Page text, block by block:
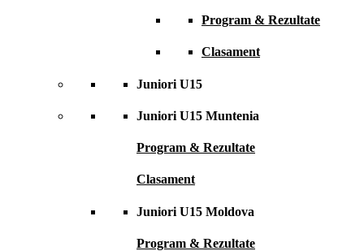
Program & Rezultate
Clasament
Juniori U15
Juniori U15 Muntenia
Program & Rezultate
Clasament
Juniori U15 Moldova
Program & Rezultate